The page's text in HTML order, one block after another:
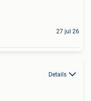
27 jul 26
Details